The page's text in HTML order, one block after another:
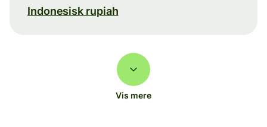
Indonesisk rupiah
Vis mere